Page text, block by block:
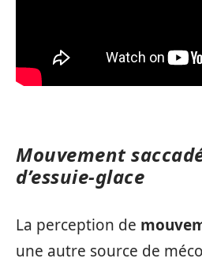
Mouvement
d’essuie-glace
La perception de
une autre source de